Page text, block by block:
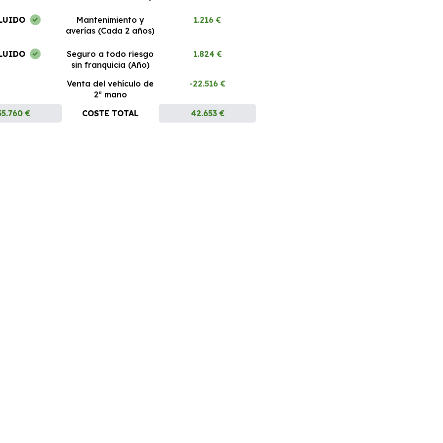
Mantenimiento y
averías (Cada 2 años)
1.216 €
Seguro a todo riesgo
sin franquicia (Año)
1.824 €
Venta del vehículo de
2ª mano
-22.516 €
€ COSTE TOTAL 42.653 €